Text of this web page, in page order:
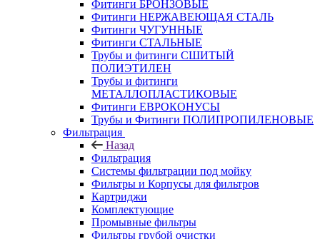
Фитинги БРОНЗОВЫЕ
Фитинги НЕРЖАВЕЮЩАЯ СТАЛЬ
Фитинги ЧУГУННЫЕ
Фитинги СТАЛЬНЫЕ
Трубы и фитинги СШИТЫЙ
ПОЛИЭТИЛЕН
Трубы и фитинги
МЕТАЛЛОПЛАСТИКОВЫЕ
Фитинги ЕВРОКОНУСЫ
Трубы и Фитинги ПОЛИПРОПИЛЕНОВЫЕ
Фильтрация
Назад
Фильтрация
Системы фильтрации под мойку
Фильтры и Корпусы для фильтров
Картриджи
Комплектующие
Промывные фильтры
Фильтры грубой очистки